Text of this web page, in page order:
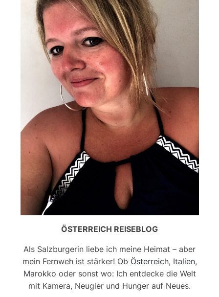
ÖSTERREICH REISEBLOG
Als Salzburgerin liebe ich meine Heimat – aber
mein Fernweh ist stärker! Ob Österreich, Italien,
Marokko oder sonst wo: Ich entdecke die Welt
mit Kamera, Neugier und Hunger auf Neues.